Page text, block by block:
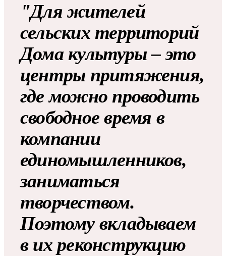
"Для жителей
сельских территорий
Дома культуры – это
центры притяжения,
где можно проводить
свободное время в
компании
единомышленников,
заниматься
творчеством.
Поэтому вкладываем
в их реконструкцию